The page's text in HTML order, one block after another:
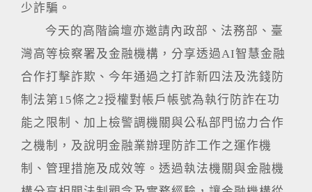
少詐騙。
今天的高階論壇亦邀請內政部、法務部、臺
灣高等檢察署及金融機構，分享透過AI智慧金融
合作打擊詐欺、今年通過之打詐新四法及洗錢防
制法第15條之2授權對帳戶帳號為執行防詐在功
能之限制、加上檢警調機關與公私部門協力合作
之機制，及說明金融業辦理防詐工作之運作機
制、管理措施及成效等。透過執法機關與金融機